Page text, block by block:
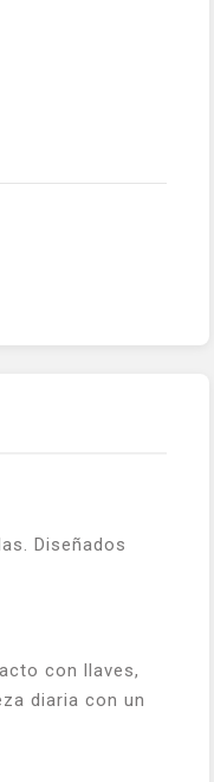
Diseñados
con llaves,
diaria con un